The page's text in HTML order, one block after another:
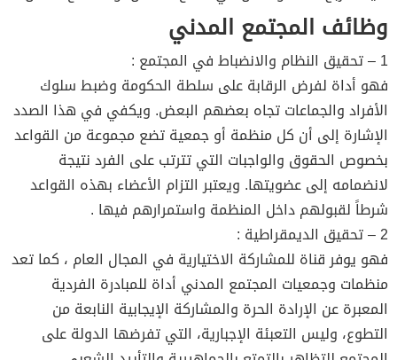
وظائف المجتمع المدني
1 – تحقيق النظام والانضباط في المجتمع :
فهو أداة لفرض الرقابة على سلطة الحكومة وضبط سلوك
الأفراد والجماعات تجاه بعضهم البعض. ويكفي في هذا الصدد
الإشارة إلى أن كل منظمة أو جمعية تضع مجموعة من القواعد
بخصوص الحقوق والواجبات التي تترتب على الفرد نتيجة
لانضمامه إلى عضويتها. ويعتبر التزام الأعضاء بهذه القواعد
شرطاً لقبولهم داخل المنظمة واستمرارهم فيها .
2 – تحقيق الديمقراطية :
فهو يوفر قناة للمشاركة الاختيارية في المجال العام ، كما تعد
منظمات وجمعيات المجتمع المدني أداة للمبادرة الفردية
المعبرة عن الإرادة الحرة والمشاركة الإيجابية النابعة من
التطوع، وليس التعبئة الإجبارية، التي تفرضها الدولة على